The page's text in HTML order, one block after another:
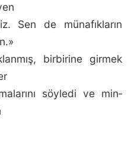
Sen de münafıkların
birbirine girmek
söyledi ve min­